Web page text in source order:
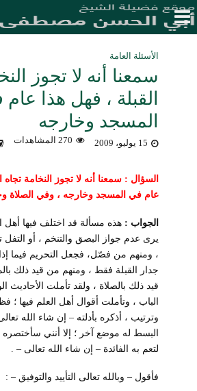
الأسئلة العامة
سمعنا أنه لا تجوز
القبلة ، فهل هذا
المسجد وخارجه
15 يوليو، 2009 270 المشاهدات
السؤال : سمعنا أنه لا تجوز النخامة تجاه
عام في المسجد وخارجه ، وفي الصلاة
الجواب : هذه مسألة قد اختلف فيها أهل
يرى عدم جواز البصق والتنخم ، أو التفل
، ومنهم من فصّل، فجعل التحريم فيما
جدار القبلة فقط ، ومنهم من قيد ذلك
قيد ذلك بالصلاة ، ولقد تأملت الأحاديث
الباب ، وتأملت أقوال أهل العلم فيها ؛
وترتيب ، أذكره بأدلته – إن شاء الله
البسط له موضع آخر ؛ إلا أنني
لتعم به الفائدة – إن شاء الله تعالى – .
فأقول – وبالله تعالى التأييد والتوفيق – :